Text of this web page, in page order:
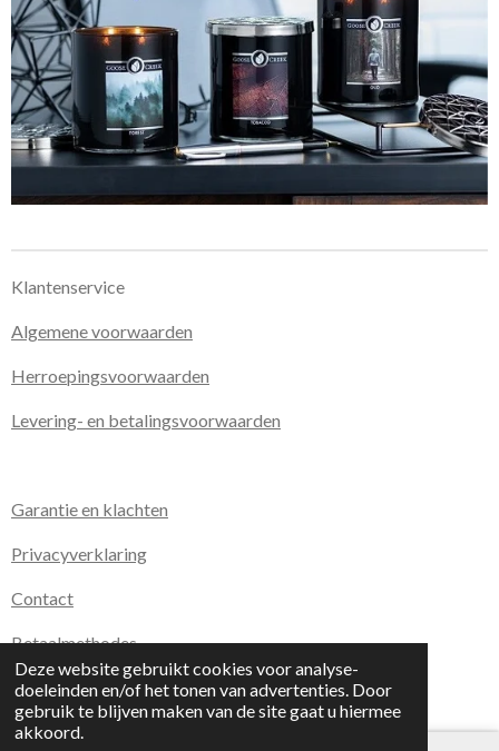
Deze website gebruikt cookies voor analyse-
doeleinden en/of het tonen van advertenties. Door
gebruik te blijven maken van de site gaat u hiermee
akkoord.
Klantenservice
Algemene voorwaarden
Herroepingsvoorwaarden
Levering- en betalingsvoorwaarden
Garantie en klachten
Privacyverklaring
Contact
Betaalmethodes
© 2020 - 2026 Kirday Boetiek
Powered byJouwWeb